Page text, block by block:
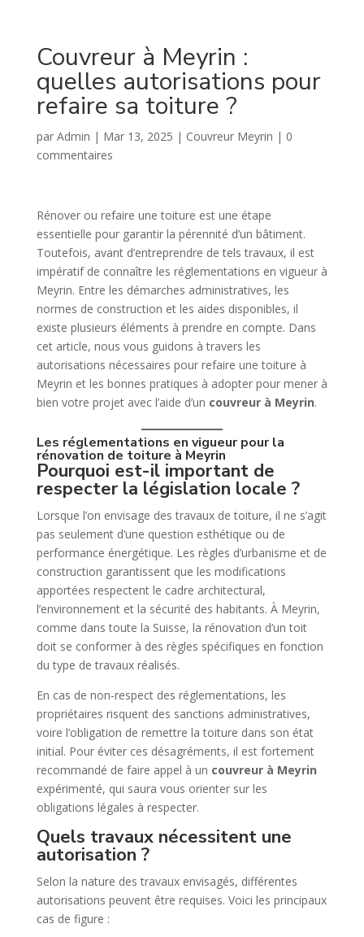
Couvreur à Meyrin :
quelles autorisations pour
refaire sa toiture ?
par Admin | Mar 13, 2025 | Couvreur Meyrin | 0
commentaires
Rénover ou refaire une toiture est une étape
essentielle pour garantir la pérennité d’un bâtiment.
Toutefois, avant d’entreprendre de tels travaux, il est
impératif de connaître les réglementations en vigueur à
Meyrin. Entre les démarches administratives, les
normes de construction et les aides disponibles, il
existe plusieurs éléments à prendre en compte. Dans
cet article, nous vous guidons à travers les
autorisations nécessaires pour refaire une toiture à
Meyrin et les bonnes pratiques à adopter pour mener à
bien votre projet avec l’aide d’un couvreur à Meyrin.
Les réglementations en vigueur pour la
rénovation de toiture à Meyrin
Pourquoi est-il important de
respecter la législation locale ?
Lorsque l’on envisage des travaux de toiture, il ne s’agit
pas seulement d’une question esthétique ou de
performance énergétique. Les règles d’urbanisme et de
construction garantissent que les modifications
apportées respectent le cadre architectural,
l’environnement et la sécurité des habitants. À Meyrin,
comme dans toute la Suisse, la rénovation d’un toit
doit se conformer à des règles spécifiques en fonction
du type de travaux réalisés.
En cas de non-respect des réglementations, les
propriétaires risquent des sanctions administratives,
voire l’obligation de remettre la toiture dans son état
initial. Pour éviter ces désagréments, il est fortement
recommandé de faire appel à un couvreur à Meyrin
expérimenté, qui saura vous orienter sur les
obligations légales à respecter.
Quels travaux nécessitent une
autorisation ?
Selon la nature des travaux envisagés, différentes
autorisations peuvent être requises. Voici les principaux
cas de figure :